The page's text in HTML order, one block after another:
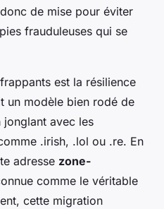
de mise pour éviter
frauduleuses qui se
est la résilience
un modèle bien rodé de
jonglant avec les
.irish, .lol ou .re. En
adresse zone-
comme le véritable
cette migration